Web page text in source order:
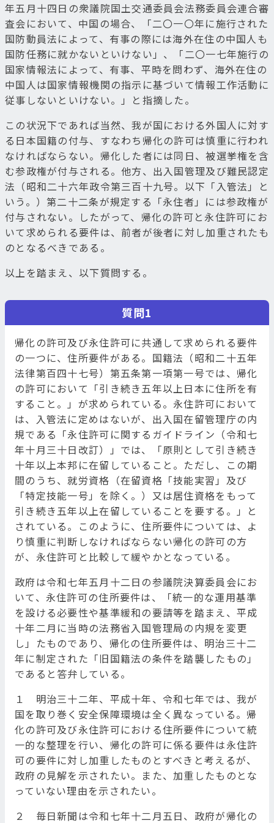
年五月十四日の衆議院国土交通委員会法務委員会連合審
査会において、中国の場合、「二〇一〇年に施行された
国防動員法によって、有事の際には海外在住の中国人も
国防任務に就かないといけない」、「二〇一七年施行の
国家情報法によって、有事、平時を問わず、海外在住の
中国人は国家情報機関の指示に基づいて情報工作活動に
従事しないといけない。」と指摘した。
この状況下であれば当然、我が国における外国人に対す
る日本国籍の付与、すなわち帰化の許可は慎重に行われ
なければならない。帰化した者には同日、被選挙権を含
む参政権が付与される。他方、出入国管理及び難民認定
法（昭和二十六年政令第三百十九号。以下「入管法」と
いう。）第二十二条が規定する「永住者」には参政権が
付与されない。したがって、帰化の許可と永住許可にお
いて求められる要件は、前者が後者に対し加重されたも
のとなるべきである。
以上を踏まえ、以下質問する。
質問1
帰化の許可及び永住許可に共通して求められる要件
の一つに、住所要件がある。国籍法（昭和二十五年
法律第百四十七号）第五条第一項第一号では、帰化
の許可において「引き続き五年以上日本に住所を有
すること。」が求められている。永住許可において
は、入管法に定めはないが、出入国在留管理庁の内
規である「永住許可に関するガイドライン（令和七
年十月三十日改訂）」では、「原則として引き続き
十年以上本邦に在留していること。ただし、この期
間のうち、就労資格（在留資格「技能実習」及び
「特定技能一号」を除く。）又は居住資格をもって
引き続き五年以上在留していることを要する。」と
されている。このように、住所要件については、よ
り慎重に判断しなければならない帰化の許可の方
が、永住許可と比較して緩やかとなっている。
政府は令和七年五月十二日の参議院決算委員会にお
いて、永住許可の住所要件は、「統一的な運用基準
を設ける必要性や基準緩和の要請等を踏まえ、平成
十年二月に当時の法務省入国管理局の内規を変更
し」たものであり、帰化の住所要件は、明治三十二
年に制定された「旧国籍法の条件を踏襲したもの」
であると答弁している。
１ 明治三十二年、平成十年、令和七年では、我が
国を取り巻く安全保障環境は全く異なっている。帰
化の許可及び永住許可における住所要件について統
一的な整理を行い、帰化の許可に係る要件は永住許
可の要件に対し加重したものとすべきと考えるが、
政府の見解を示されたい。また、加重したものとな
っていない理由を示されたい。
２ 毎日新聞は令和七年十二月五日、政府が帰化の